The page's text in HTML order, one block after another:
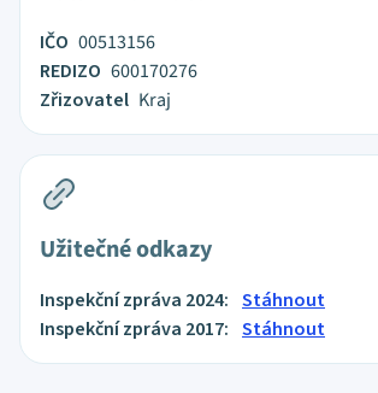
IČO 00513156
REDIZO 600170276
Zřizovatel Kraj
Užitečné odkazy
Inspekční zpráva 2024: Stáhnout
Inspekční zpráva 2017: Stáhnout